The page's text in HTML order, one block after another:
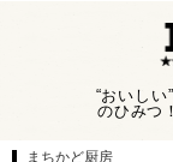
“おいしい”
のひみつ！
まちかど厨房